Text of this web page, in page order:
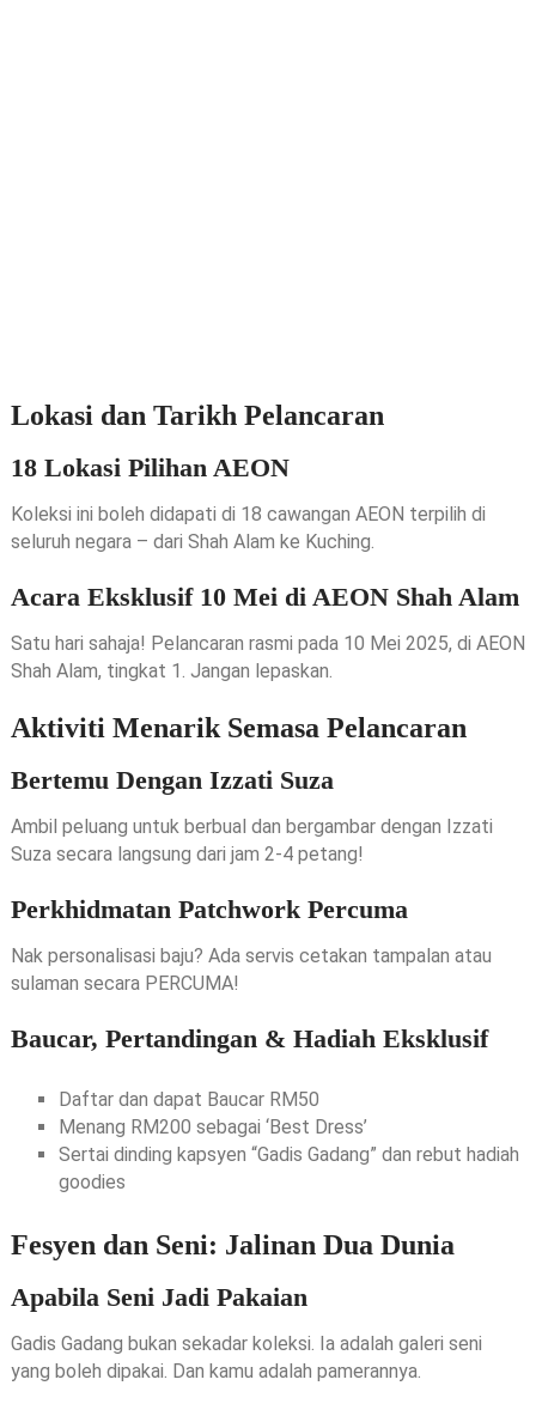
Lokasi dan Tarikh Pelancaran
18 Lokasi Pilihan AEON
Koleksi ini boleh didapati di 18 cawangan AEON terpilih di
seluruh negara – dari Shah Alam ke Kuching.
Acara Eksklusif 10 Mei di AEON Shah Alam
Satu hari sahaja! Pelancaran rasmi pada 10 Mei 2025, di AEON
Shah Alam, tingkat 1. Jangan lepaskan.
Aktiviti Menarik Semasa Pelancaran
Bertemu Dengan Izzati Suza
Ambil peluang untuk berbual dan bergambar dengan Izzati
Suza secara langsung dari jam 2-4 petang!
Perkhidmatan Patchwork Percuma
Nak personalisasi baju? Ada servis cetakan tampalan atau
sulaman secara PERCUMA!
Baucar, Pertandingan & Hadiah Eksklusif
Daftar dan dapat Baucar RM50
Menang RM200 sebagai ‘Best Dress’
Sertai dinding kapsyen “Gadis Gadang” dan rebut hadiah
goodies
Fesyen dan Seni: Jalinan Dua Dunia
Apabila Seni Jadi Pakaian
Gadis Gadang bukan sekadar koleksi. Ia adalah galeri seni
yang boleh dipakai. Dan kamu adalah pamerannya.